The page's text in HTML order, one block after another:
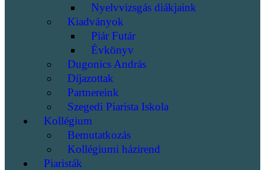
Nyelvvizsgás diákjaink
Kiadványok
Piár Futár
Évkönyv
Dugonics András
Díjazottak
Partnereink
Szegedi Piarista Iskola
Kollégium
Bemutatkozás
Kollégiumi házirend
Piaristák